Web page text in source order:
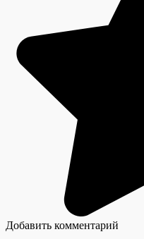
Добавить комментарий